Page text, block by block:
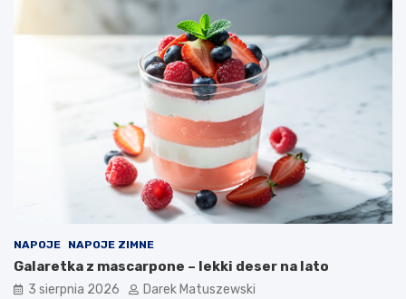
NAPOJE NAPOJE ZIMNE
Galaretka z mascarpone – lekki deser na lato
3 sierpnia 2026 Darek Matuszewski